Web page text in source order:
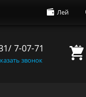
Лей
7-07-71
звонок